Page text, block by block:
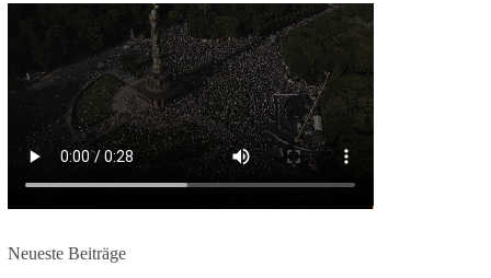
instrumentalisiert, verliert den Menschen aus dem
Europa braucht eine Migrationspolitik, die auf
drei Grundpfeilern beruht:
✅ Achtung der Menschenwürde
✅ Wahrung rechtsstaatlicher Verfahren
Krisen dürfen nicht verwaltet werden, sie müssen
Neueste Beiträge